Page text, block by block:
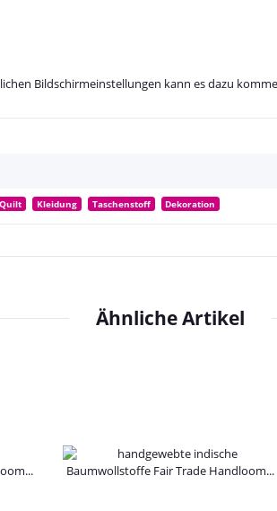
Bildschirmeinstellungen kann es dazu
Kleidung Taschenstoff Dekoration
Ähnliche Artikel